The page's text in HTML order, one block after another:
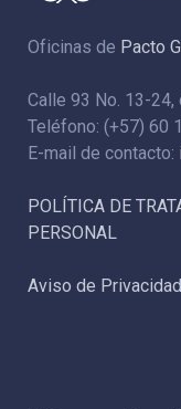
Oficinas de Pacto
Calle 93 No. 13-
Teléfono: (+57) 60
E-mail de contacto:
POLÍTICA DE
PERSONAL
Aviso de Privacidad